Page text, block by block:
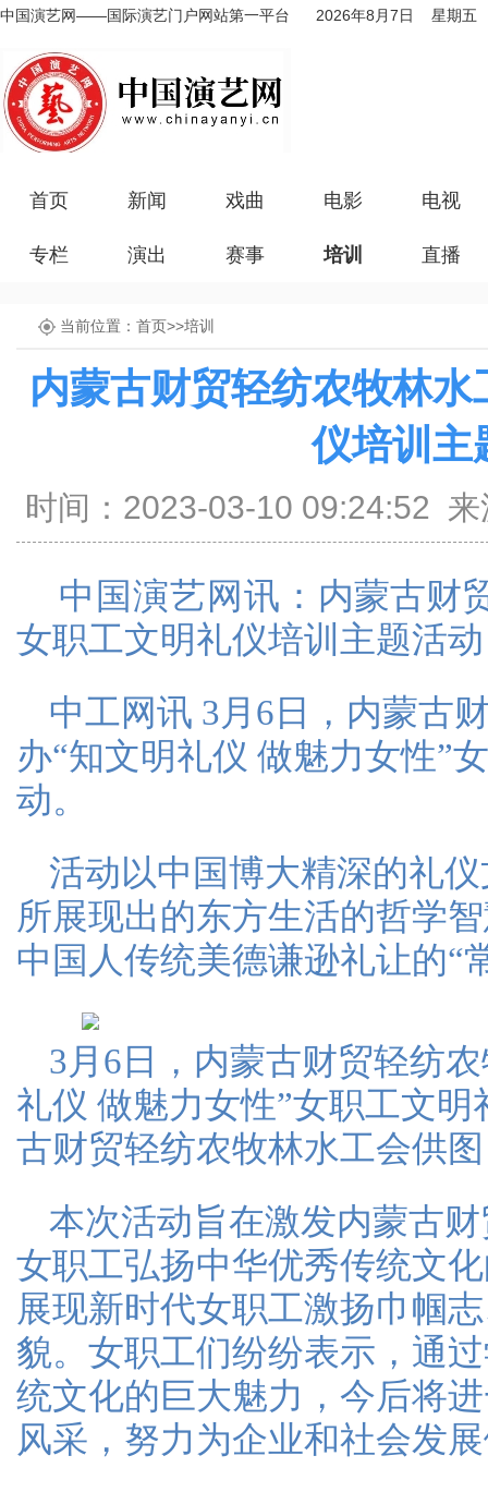
中国演艺网——国际演艺门户网站第一平台 2026年8月7日 星期五
首页 新闻 戏曲 电影 电视
专栏 演出 赛事 培训 直播
当前位置： 首页>>培训
内蒙古财贸轻纺农牧林
仪培训主
时间：2023-03-10 09:24:52
中国演艺网讯： 内蒙古财
女职工文明礼仪培训主题活动
中工网讯 3月6日，内蒙古
办“知文明礼仪 做魅力女性”
动。
活动以中国博大精深的礼
所展现出的东方生活的哲学
中国人传统美德谦逊礼让的“
3月6日，内蒙古财贸轻纺
礼仪 做魅力女性”女职工文
古财贸轻纺农牧林水工会供图
本次活动旨在激发内蒙古
女职工弘扬中华优秀传统文
展现新时代女职工激扬巾帼
貌。女职工们纷纷表示，通
统文化的巨大魅力，今后将
风采，努力为企业和社会发